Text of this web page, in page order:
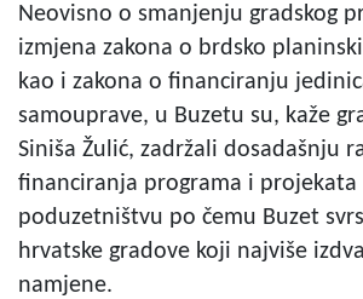
Neovisno o smanjenju gradskog
izmjena zakona o brdsko
kao i zakona o financiranju
samouprave, u Buzetu su, kaže
Siniša Žulić, zadržali dosadašnju
financiranja programa i projekata
poduzetništvu po čemu Buzet
hrvatske gradove koji najviše
namjene.